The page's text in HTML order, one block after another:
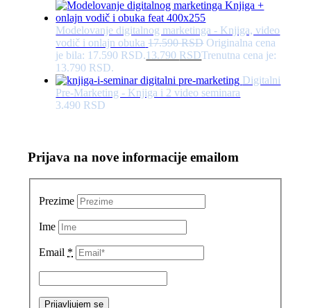
Modelovanje digitalnog marketinga - Knjiga, video
vodič i onlajn obuka 17.590RSD Originalna cena
je bila: 17.590 RSD.13.790 RSDTrenutna cena je:
13.790 RSD.
Digitalni
Pre-Marketing - Knjiga i 2 video seminara
3.490 RSD
Prijava na nove informacije emailom
Prezime
Ime
Email *